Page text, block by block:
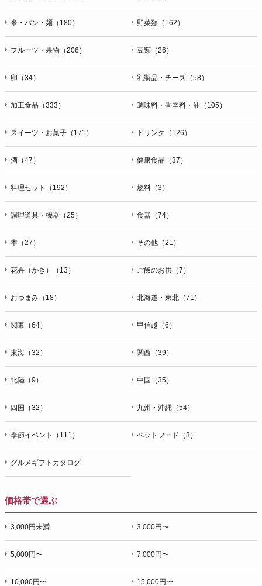
個人情報の提供は任意と致しますが、当社が依頼する情報の提
応等に支障をきたす可能性がございますのでご了承下さい。
h）弊社は、弊社のウェブサイトへのアクセス状況について、
す。これらには、お客様のお名前、ご住所、電話番号、電子メ
個人情報に関する問合わせ窓口
個人情報保護管理者：オペレーション部シニアマネージャー
〒106-0044 東京都港区東麻布一丁目２７番１号 東麻布食文化
ビル４階
ＦＡＸ：047-401-6847
米・パン・麺（180） 野菜類（162）
フルーツ・果物（206） 豆類（26）
卵（34） 乳製品・チーズ（58）
加工食品（333） 調味料・香辛料・油（105）
スイーツ・お菓子（171） ドリンク（126）
酒（47） 健康食品（37）
料理セット（192） 燃料（3）
調理道具・機器（25） 食器（74）
本（27） その他（21）
花卉（かき）（13） ご飯のお供（7）
おつまみ（18） 北海道・東北（71）
関東（64） 甲信越（6）
東海（32） 関西（39）
北陸（9） 中国（35）
四国（32） 九州・沖縄（54）
季節イベント（111） ペットフード（3）
グルメギフトカタログ
価格帯で選ぶ
3,000円未満 3,000円〜
5,000円〜 7,000円〜
10,000円〜 15,000円〜